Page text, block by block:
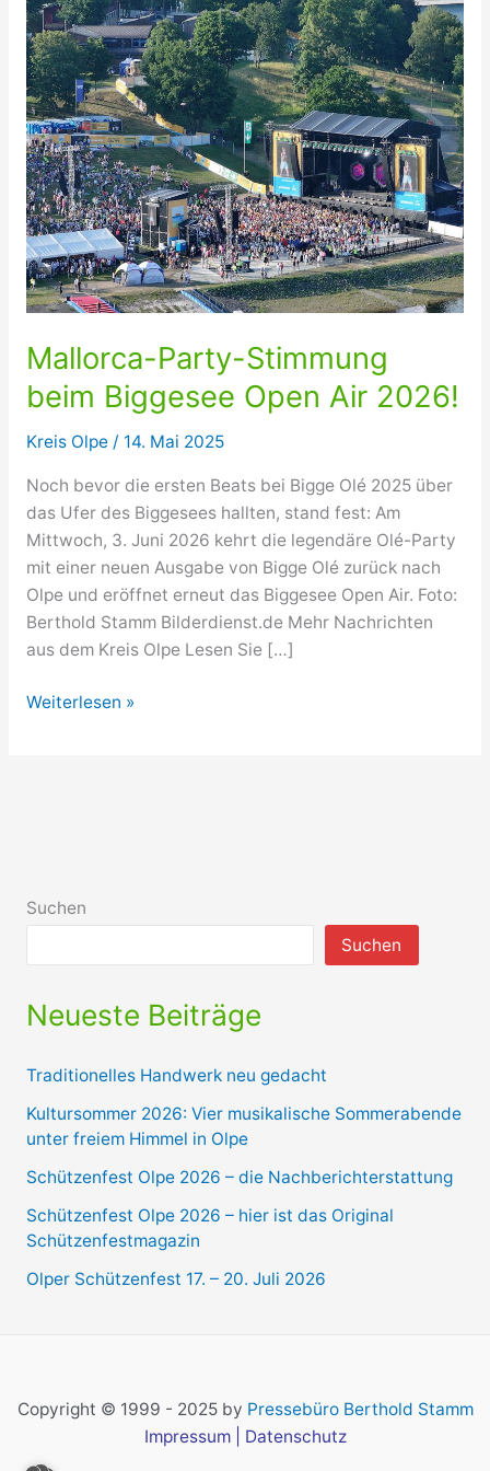
Mallorca-Party-Stimmung
beim Biggesee Open Air 2026!
Kreis Olpe/ 14. Mai 2025
Noch bevor die ersten Beats bei Bigge Olé 2025 über
das Ufer des Biggesees hallten, stand fest: Am
Mittwoch, 3. Juni 2026 kehrt die legendäre Olé-Party
mit einer neuen Ausgabe von Bigge Olé zurück nach
Olpe und eröffnet erneut das Biggesee Open Air. Foto:
Berthold Stamm Bilderdienst.de Mehr Nachrichten
aus dem Kreis Olpe Lesen Sie […]
Mallorca-
Weiterlesen »
Suchen
Suchen
Neueste Beiträge
Traditionelles Handwerk neu gedacht
Kultursommer 2026: Vier musikalische Sommerabende
unter freiem Himmel in Olpe
Schützenfest Olpe 2026 – die Nachberichterstattung
Schützenfest Olpe 2026 – hier ist das Original
Schützenfestmagazin
Olper Schützenfest 17. – 20. Juli 2026
Copyright © 1999 - 2025 by Pressebüro Berthold Stamm
Impressum| Datenschutz